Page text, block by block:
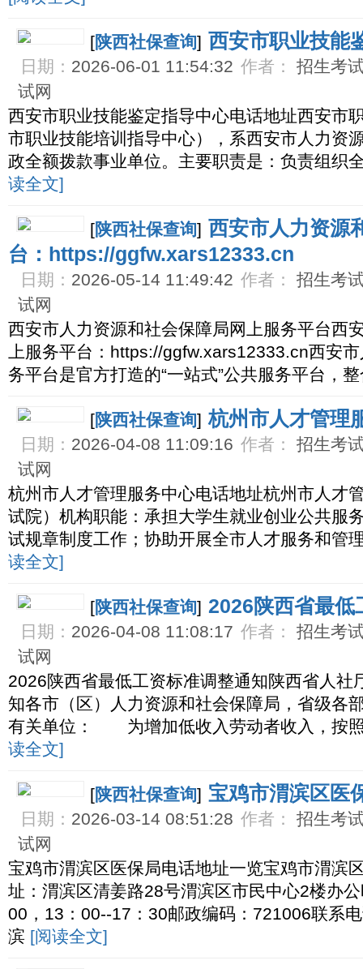
[陕西社保查询] 西安市职业技能
日期： 2026-06-01 11:54:32 作者：
招生考
试网
西安市职业技能鉴定指导中心电话地址西安市
市职业技能培训指导中心），系西安市人力资
政全额拨款事业单位。主要职责是：负责组织
读全文]
[陕西社保查询] 西安市人力资源
台：https://ggfw.xars12333.cn
日期： 2026-05-14 11:49:42 作者：
招生考
试网
西安市人力资源和社会保障局网上服务平台西
上服务平台：https://ggfw.xars12333.cn西安
务平台是官方打造的“一站式”公共服务平台，
[陕西社保查询] 杭州市人才管理
日期： 2026-04-08 11:09:16 作者：
招生考
试网
杭州市人才管理服务中心电话地址杭州市人才
试院）机构职能：承担大学生就业创业公共服
试规章制度工作；协助开展全市人才服务和管
读全文]
[陕西社保查询] 2026陕西省最低
日期： 2026-04-08 11:08:17 作者：
招生考
试网
2026陕西省最低工资标准调整通知陕西省人社
知各市（区）人力资源和社会保障局，省级各
有关单位： 为增加低收入劳动者收入，按
读全文]
[陕西社保查询] 宝鸡市渭滨区医
日期： 2026-03-14 08:51:28 作者：
招生考
试网
宝鸡市渭滨区医保局电话地址一览宝鸡市渭滨
址：渭滨区清姜路28号渭滨区市民中心2楼办
00，13：00--17：30邮政编码：721006联系
滨 [阅读全文]